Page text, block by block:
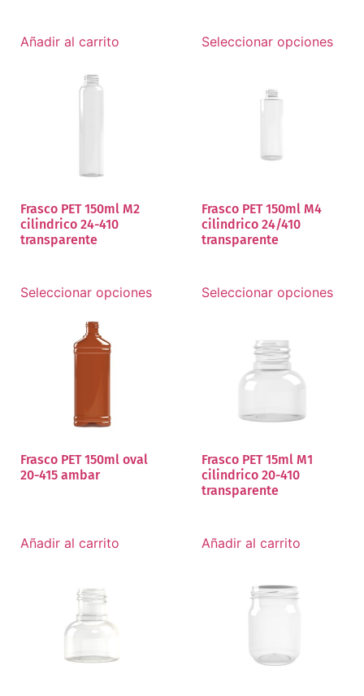
Añadir al carrito Seleccionar opciones
Frasco PET 150ml M2
cilindrico 24-410
transparente
Seleccionar opciones
Frasco PET 150ml M4
cilindrico 24/410
transparente
Seleccionar opciones
Frasco PET 150ml oval
20-415 ambar
Añadir al carrito
Frasco PET 15ml M1
cilindrico 20-410
transparente
Añadir al carrito